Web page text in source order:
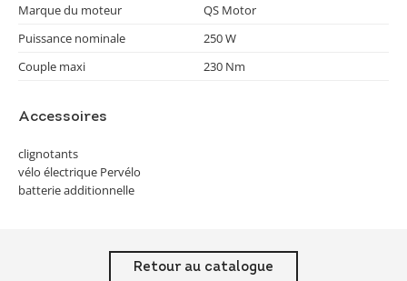
Marque du moteur
QS Motor
Puissance nominale
250 W
Couple maxi
230 Nm
Accessoires
clignotants
vélo électrique Pervélo
batterie additionnelle
Retour au catalogue